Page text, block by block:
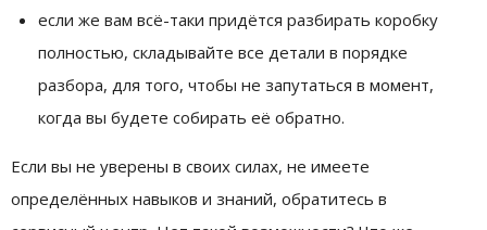
если же вам всё-таки придётся разбирать коробку
полностью, складывайте все детали в порядке
разбора, для того, чтобы не запутаться в момент,
когда вы будете собирать её обратно.
Если вы не уверены в своих силах, не имеете
определённых навыков и знаний, обратитесь в